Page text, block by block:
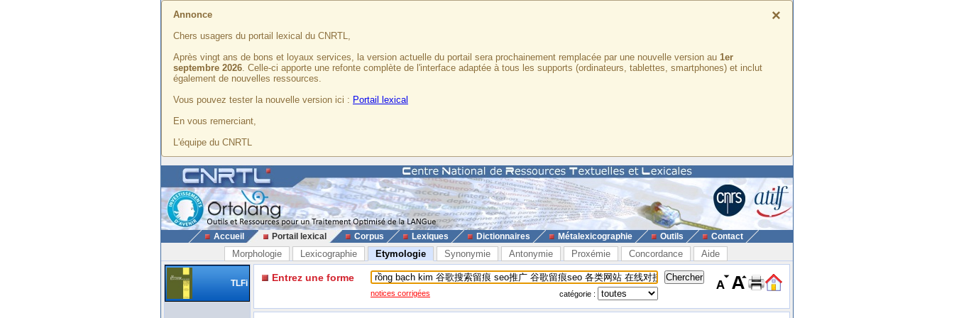
×
Annonce
Chers usagers du portail lexical du CNRTL,
Après vingt ans de bons et loyaux services, la version actuelle du portail sera prochainement remplacée par une nouvelle version au 1er
septembre 2026. Celle-ci apporte une refonte complète de l'interface adaptée à tous les supports (ordinateurs, tablettes, smartphones) et inclut
également de nouvelles ressources.
Vous pouvez tester la nouvelle version ici : Portail lexical
En vous remerciant,
L'équipe du CNRTL
Accueil Portail lexical Corpus Lexiques Dictionnaires Métalexicographie Outils Contact
Morphologie Lexicographie Etymologie Synonymie Antonymie Proxémie Concordance Aide
TLFi Entrez une forme
notices corrigées catégorie :